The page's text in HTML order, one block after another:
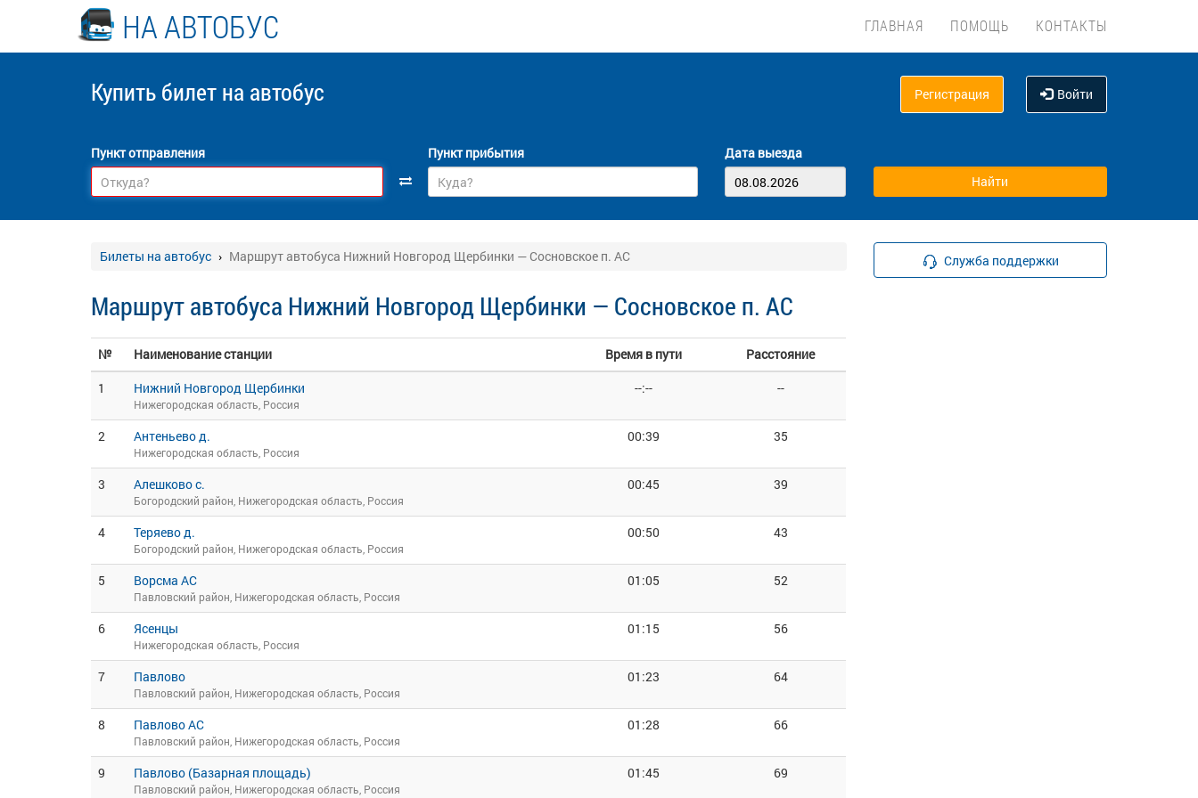
НА АВТОБУС ГЛАВНАЯ ПОМОЩЬ КОНТАКТЫ
Купить билет на автобус Регистрация Войти
Пункт отправления Пункт прибытия Дата выезда
Билеты на автобус Маршрут автобуса Нижний Новгород Щербинки — Сосновское п. АС
Маршрут автобуса Нижний Новгород Щербинки — Сосновское п. АС
№ Наименование станции Время в пути
Расстояние
1
Нижний Новгород Щербинки
Нижегородская область, Россия
--:-- --
2 Антеньево д.
Нижегородская область, Россия
00:39 35
3 Алешково с.
Богородский район, Нижегородская область, Россия
00:45 39
4 Теряево д.
Богородский район, Нижегородская область, Россия
00:50 43
5 Ворсма АС
Павловский район, Нижегородская область, Россия
01:05 52
6 Ясенцы
Нижегородская область, Россия
01:15 56
7 Павлово
Павловский район, Нижегородская область, Россия
01:23 64
8 Павлово АС
Павловский район, Нижегородская область, Россия
01:28 66
9 Павлово (Базарная площадь)
Павловский район, Нижегородская область, Россия
01:45 69
Служба поддержки